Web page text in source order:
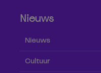
Nieuws
Nieuws
Cultuur